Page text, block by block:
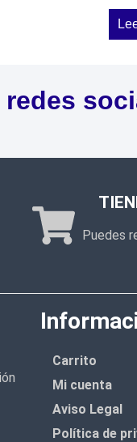
Puedes
Carrito
Mi cuenta
Aviso Legal
Política de